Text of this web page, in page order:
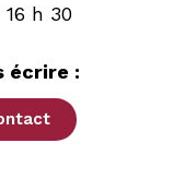
16 h 30
écrire :